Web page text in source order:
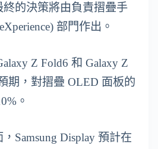
終的決策將由負責摺疊手
部門作出。
Z Fold6 和 Galaxy Z
期，對摺疊 OLED 面板的
。
Samsung Display 預計在